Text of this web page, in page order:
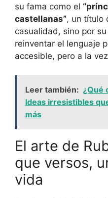
su fama como el
castellanas”, un título
casualidad, sino por
reinventar el lenguaje
accesible, pero a la
Leer también: ¿Qué
Ideas irresistibles
más
El arte de
que versos,
vida